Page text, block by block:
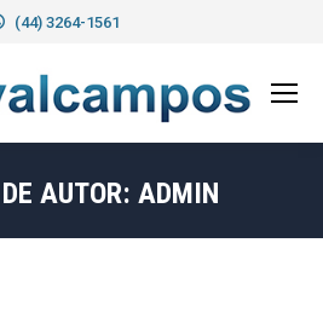
(44) 3264-1561
AUTOR: ADMIN